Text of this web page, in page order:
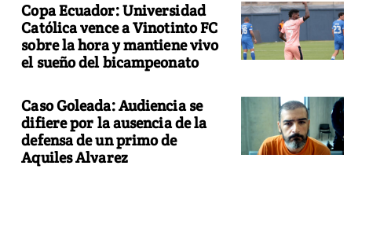
Copa Ecuador: Universidad
Católica vence a Vinotinto FC
sobre la hora y mantiene vivo
el sueño del bicampeonato
Caso Goleada: Audiencia se
difiere por la ausencia de la
defensa de un primo de
Aquiles Alvarez